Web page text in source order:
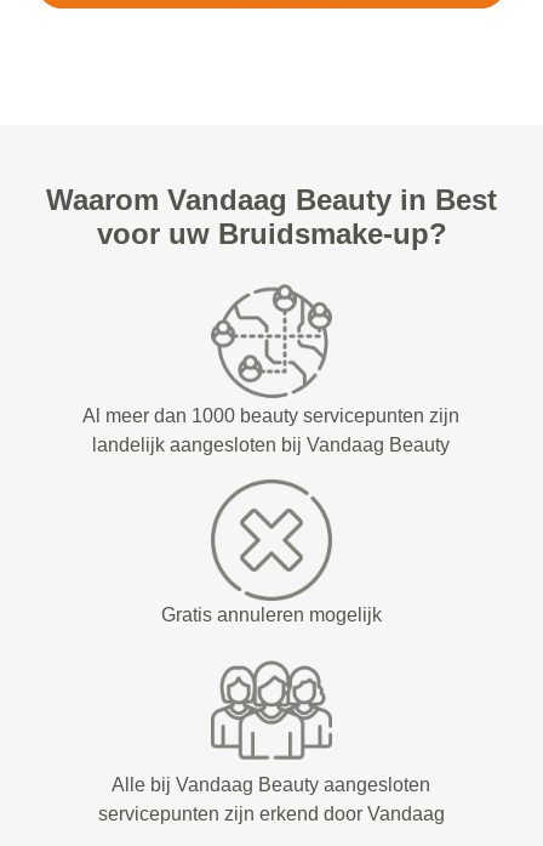
Waarom Vandaag Beauty in Best
voor uw Bruidsmake-up?
Al meer dan 1000 beauty servicepunten zijn
landelijk aangesloten bij Vandaag Beauty
Gratis annuleren mogelijk
Alle bij Vandaag Beauty aangesloten
servicepunten zijn erkend door Vandaag